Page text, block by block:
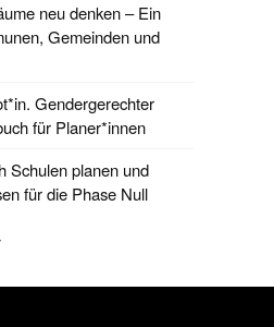
neu denken – Ein
Gemeinden und
Gendergerechter
für Planer*innen
Schulen planen und
für die Phase Null